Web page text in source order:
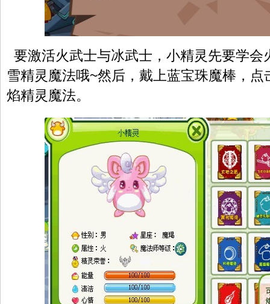
要激活火武士与冰武士，小精灵先要学会
雪精灵魔法哦~然后，戴上蓝宝珠魔棒，点
焰精灵魔法。